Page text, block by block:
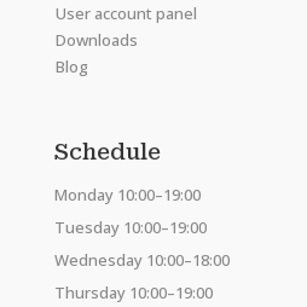
User account panel
Downloads
Blog
Schedule
Monday 10:00–19:00
Tuesday 10:00–19:00
Wednesday 10:00–18:00
Thursday 10:00–19:00